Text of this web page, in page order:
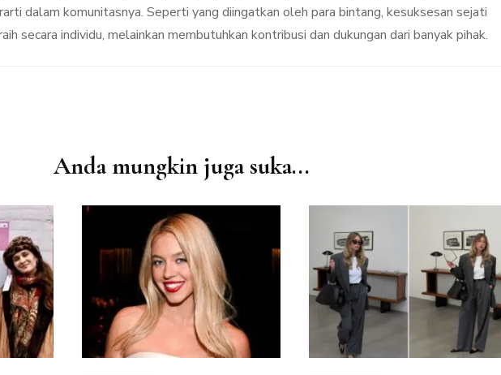
dalam komunitasnya. Seperti yang diingatkan oleh para bintang, kesuksesan sejati
secara individu, melainkan membutuhkan kontribusi dan dukungan dari banyak pihak.
Anda mungkin juga suka...